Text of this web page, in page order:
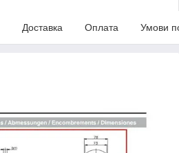
Доставка Оплата Умови